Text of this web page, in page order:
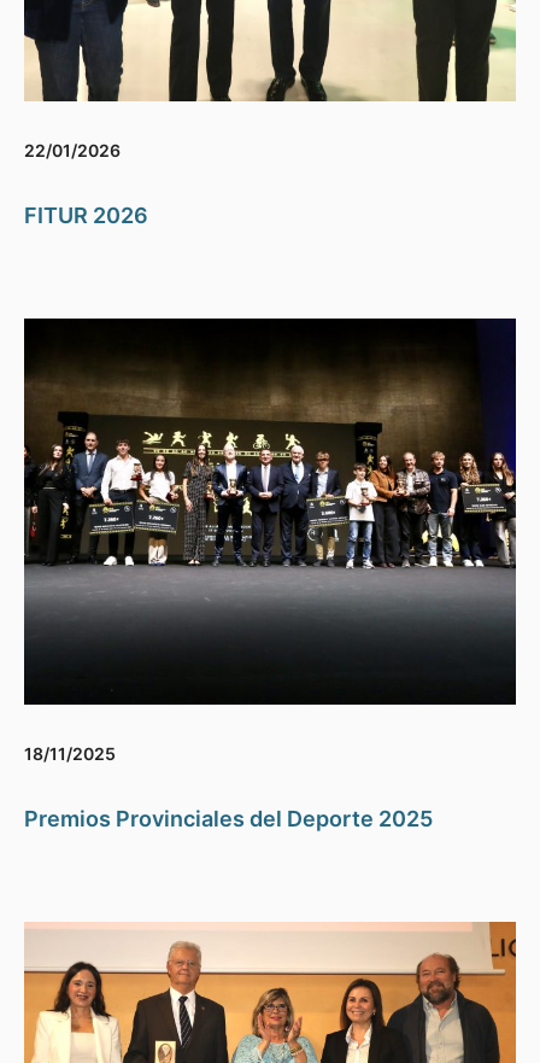
22/01/2026
FITUR 2026
18/11/2025
Premios Provinciales del Deporte 2025